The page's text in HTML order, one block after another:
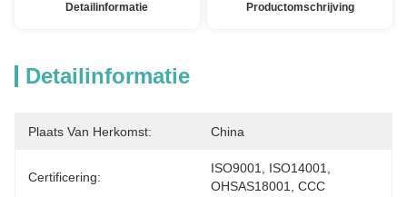
Detailinformatie Productomschrijving
Detailinformatie
Plaats Van Herkomst: China
Certificering:
ISO9001, ISO14001,
OHSAS18001, CCC